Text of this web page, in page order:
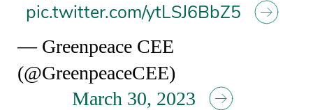
pic.twitter.com/ytLSJ6BbZ5
— Greenpeace CEE
(@GreenpeaceCEE)
March 30, 2023